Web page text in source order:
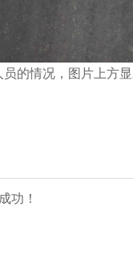
的情况，图片上方
功！